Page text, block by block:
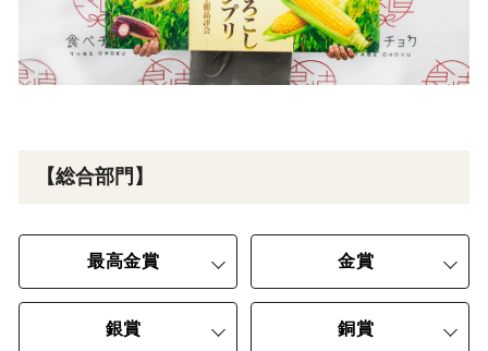
【総合部門】
最高金賞 金賞
銀賞 銅賞